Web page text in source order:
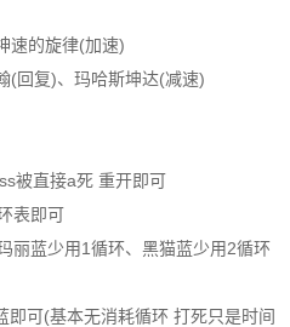
速的旋律(加速)
(回复)、玛哈斯坤达(减速)
被直接a死 重开即可
表即可
丽蓝少用1循环、黑猫蓝少用2循环
即可(基本无消耗循环 打死只是时间